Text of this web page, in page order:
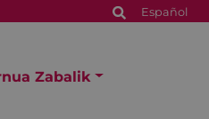
Español
Zabalik